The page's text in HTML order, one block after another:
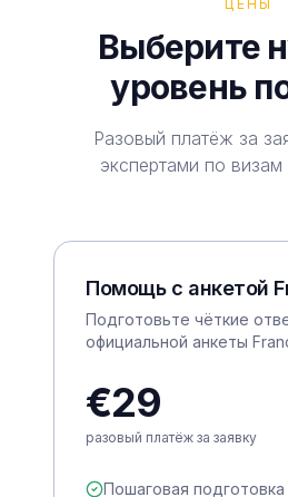
ЦЕНЫ
Выберите
уровень
Разовый платёж за
экспертами по
Помощь с анкетой
Подготовьте чёткие
официальной анкеты
€29
разовый платёж за заявку
Пошаговая